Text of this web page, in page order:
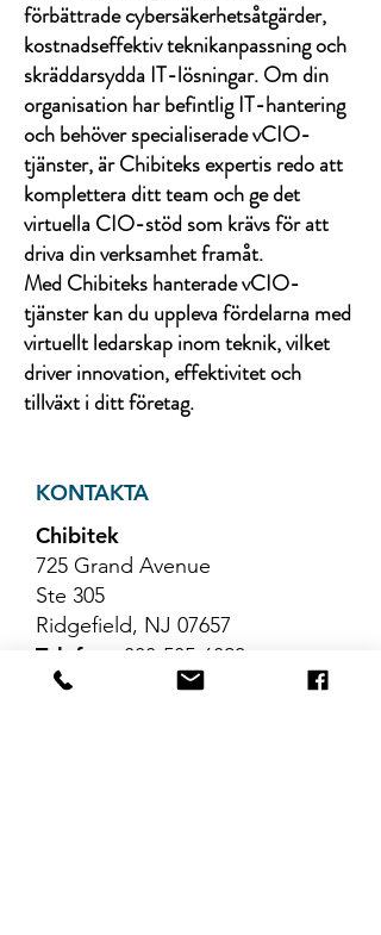
förbättrade cybersäkerhetsåtgärder,
kostnadseffektiv teknikanpassning och
skräddarsydda IT-lösningar. Om din
organisation har befintlig IT-hantering
och behöver specialiserade vCIO-
tjänster, är Chibiteks expertis redo att
komplettera ditt team och ge det
virtuella CIO-stöd som krävs för att
driva din verksamhet framåt.
Med Chibiteks hanterade vCIO-
tjänster kan du uppleva fördelarna med
virtuellt ledarskap inom teknik, vilket
driver innovation, effektivitet och
tillväxt i ditt företag.
KONTAKTA
Chibitek
725 Grand Avenue
Ste 305
Ridgefield, NJ 07657
Telefon 888-585-6823
E-post hello@chibitek.com